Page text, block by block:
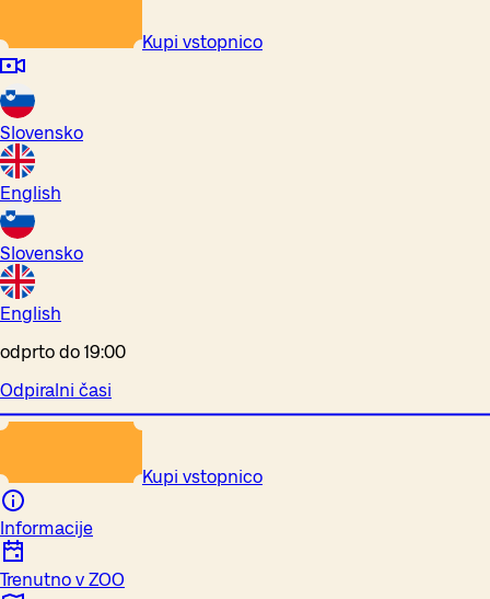
Kupi vstopnico
Slovensko
English
Slovensko
English
odprto do 19:00
Odpiralni časi
Kupi vstopnico
Informacije
Trenutno v ZOO